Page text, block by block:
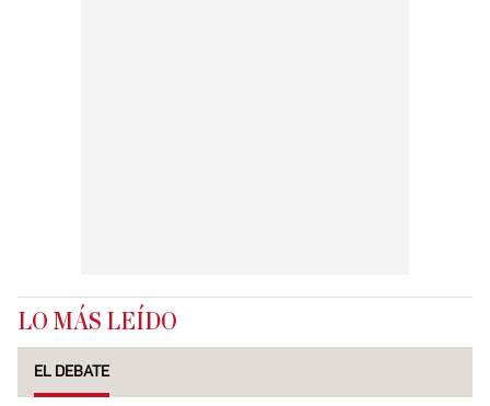
LO MÁS LEÍDO
EL DEBATE